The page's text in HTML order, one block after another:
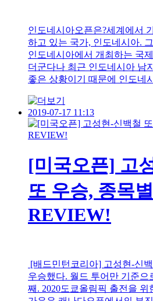
인도네시아오픈은?세계에서
하고 있는 국가, 인도네시아.
인도네시아에서 개최하는 국
더군다나 최근 인도네시아 남
좋은 상황이기 때문에 인도네
2019-07-17 11:13
[미국오픈] 고
또 우승, 종목
REVIEW!
[배드민턴코리아] 고성현-신
우승했다. 월드 투어만 기준으
째. 2020도쿄올림픽 출전을